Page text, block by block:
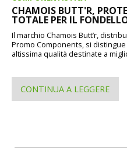
CHAMOIS BUTT'R,
TOTALE PER IL
Il marchio Chamois Butt’r,
Promo Components, si
altissima qualità destinate a
CONTINUA A LEGGERE